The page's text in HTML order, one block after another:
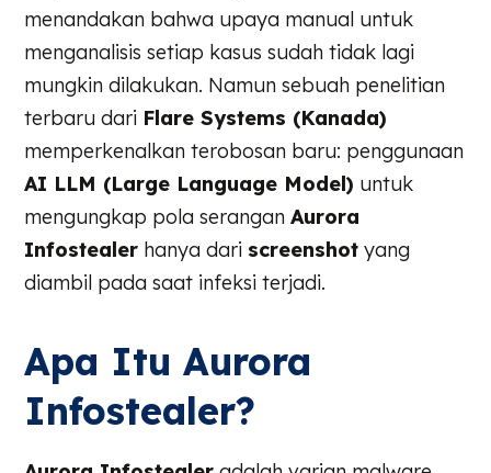
menandakan bahwa upaya manual untuk
menganalisis setiap kasus sudah tidak lagi
mungkin dilakukan. Namun sebuah penelitian
terbaru dari Flare Systems (Kanada)
memperkenalkan terobosan baru: penggunaan
AI LLM (Large Language Model) untuk
mengungkap pola seranganAurora
Infostealer hanya dari screenshot yang
diambil pada saat infeksi terjadi.
Apa Itu Aurora
Infostealer?